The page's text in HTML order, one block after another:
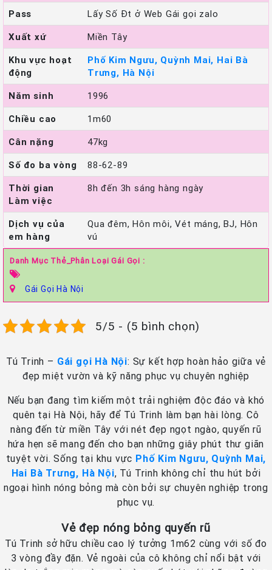
Pass
Lấy Số Đt ở Web Gái gọi zalo
Xuất xứ
Miền Tây
Khu vực hoạt
động
Phố Kim Ngưu, Quỳnh Mai, Hai Bà
Trưng, Hà Nội
Năm sinh
1996
Chiều cao
1m60
Cân nặng
47kg
Số đo ba vòng
88-62-89
Thời gian
Làm việc
8h đến 3h sáng hàng ngày
Dịch vụ của
em hàng
Qua đêm, Hôn môi, Vét máng, BJ, Hôn
vú
Danh Mục Thẻ_Phân Loại Gái Gọi :
Gái Gọi Hà Nội
5/5 - (5 bình chọn)
Tú Trinh – Gái gọi Hà Nội: Sự kết hợp hoàn hảo giữa vẻ
đẹp miệt vườn và kỹ năng phục vụ chuyên nghiệp
Nếu bạn đang tìm kiếm một trải nghiệm độc đáo và khó
quên tại Hà Nội, hãy để Tú Trinh làm bạn hài lòng. Cô
nàng đến từ miền Tây với nét đẹp ngọt ngào, quyến rũ
hứa hẹn sẽ mang đến cho bạn những giây phút thư giãn
tuyệt vời. Sống tại khu vực Phố Kim Ngưu, Quỳnh Mai,
Hai Bà Trưng, Hà Nội, Tú Trinh không chỉ thu hút bởi
ngoại hình nóng bỏng mà còn bởi sự chuyên nghiệp trong
phục vụ.
Vẻ đẹp nóng bỏng quyến rũ
Tú Trinh sở hữu chiều cao lý tưởng 1m62 cùng với số đo
3 vòng đầy đặn. Vẻ ngoài của cô không chỉ nổi bật với